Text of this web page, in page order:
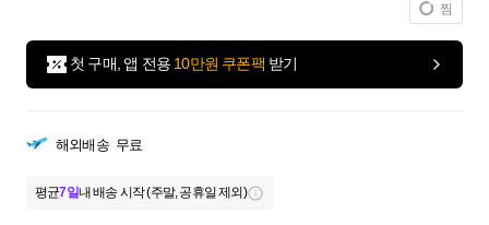
찜
첫 구매, 앱 전용 10만원 쿠폰팩 받기
해외배송 무료
평균7일내 배송 시작 (주말, 공휴일 제외)